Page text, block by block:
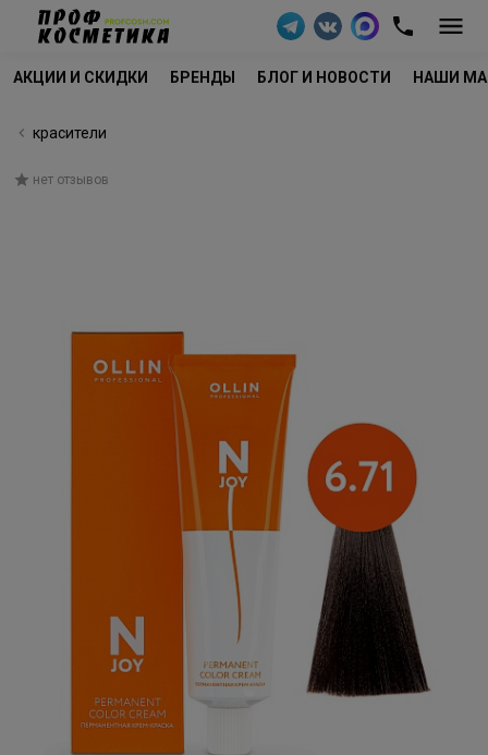
АКЦИИ И СКИДКИ БРЕНДЫ БЛОГ И НОВОСТИ НАШИ
красители
нет отзывов